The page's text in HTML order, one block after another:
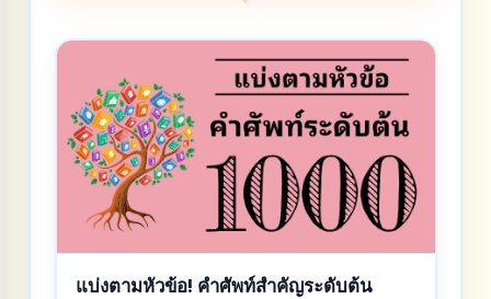
แบ่งตามหัวข้อ! คำศัพท์สำคัญระดับต้น